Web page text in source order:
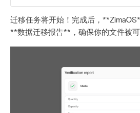
迁移任务将开始！完成后，
**数据迁移报告**，确保你的文件被可